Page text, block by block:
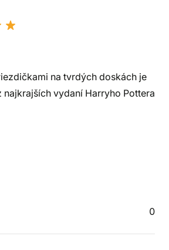
na tvrdých doskách je
najkrajších vydaní Harryho Pottera
0